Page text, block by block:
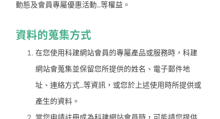
動態及會員專屬優惠活動…等權益。
資料的蒐集方式
在您使用科建網站會員的專屬產品或服務時，科建
網站會蒐集並保留您所提供的姓名、電子郵件地
址、連絡方式…等資訊，或您於上述使用時所提供或
產生的資料。